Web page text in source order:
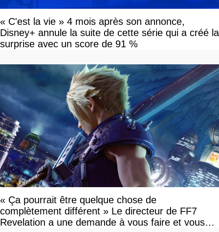
« C'est la vie » 4 mois après son annonce,
Disney+ annule la suite de cette série qui a créé la
surprise avec un score de 91 %
« Ça pourrait être quelque chose de
complètement différent » Le directeur de FF7
Revelation a une demande à vous faire et vous